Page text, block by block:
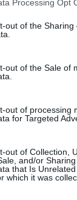
visit or usage
to Google
below specified
Processing Opt
out of the Sharing
out of the Sale of
out of processing
for Targeted
out of Collection,
and/or
that Is
which it was
οι Ουκρανοί
«S-
μια μέρα!»